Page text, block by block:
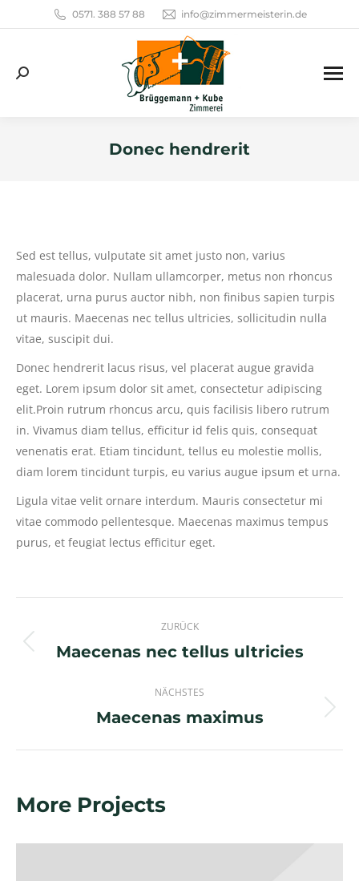
0571. 388 57 88 info@zimmermeisterin.de
Search:
Donec hendrerit
Sed est tellus, vulputate sit amet justo non, varius
malesuada dolor. Nullam ullamcorper, metus non rhoncus
placerat, urna purus auctor nibh, non finibus sapien turpis
ut mauris. Maecenas nec tellus ultricies, sollicitudin nulla
vitae, suscipit dui.
Donec hendrerit lacus risus, vel placerat augue gravida
eget. Lorem ipsum dolor sit amet, consectetur adipiscing
elit.Proin rutrum rhoncus arcu, quis facilisis libero rutrum
in. Vivamus diam tellus, efficitur id felis quis, consequat
venenatis erat. Etiam tincidunt, tellus eu molestie mollis,
diam lorem tincidunt turpis, eu varius augue ipsum et urna.
Ligula vitae velit ornare interdum. Mauris consectetur mi
vitae commodo pellentesque. Maecenas maximus tempus
purus, et feugiat lectus efficitur eget.
navigation
ZURÜCK
Previous
Maecenas nec tellus ultricies
NÄCHSTES
Next
Maecenas maximus
More Projects